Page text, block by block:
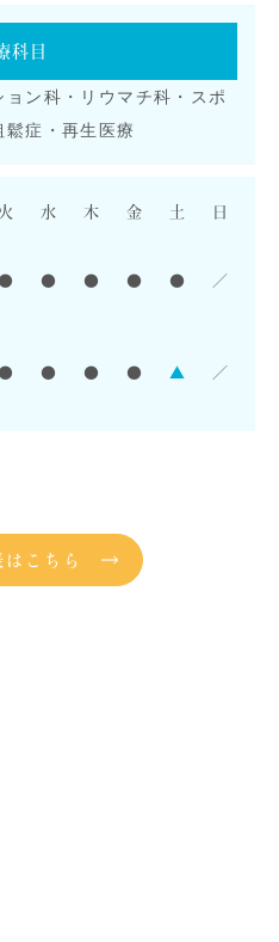
科目
ン科・リウマチ科・スポ
症・再生医療
火 水 木 金 土 日
● ● ● ● ／
● ● ● ▲ ／
こちら